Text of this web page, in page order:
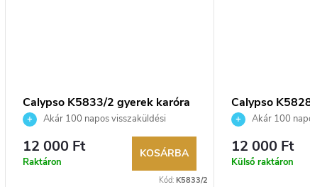
Calypso K5833/2 gyerek karóra
Akár 100 napos visszaküldési
lehetőség. Hivatalos márkakereskedő.
12 000 Ft
Raktáron
KOSÁRBA
Kód: K5833/2
Calypso
Akár 100
lehetőség.
12 000 Ft
Külső raktáron